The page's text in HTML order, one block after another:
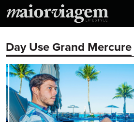
Day Use Grand Mercure